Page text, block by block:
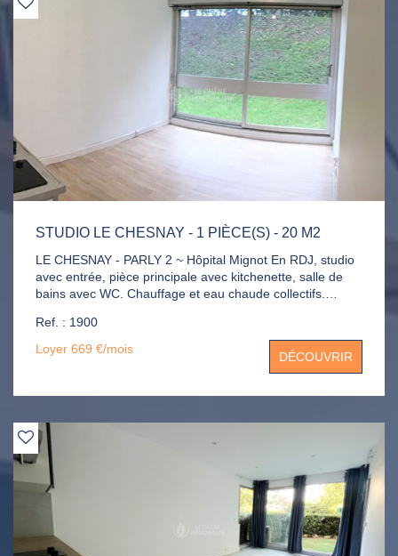
STUDIO LE CHESNAY - 1 PIÈCE(S) - 20 M2
LE CHESNAY - PARLY 2 ~ Hôpital Mignot En RDJ, studio
avec entrée, pièce principale avec kitchenette, salle de
bains avec WC. Chauffage et eau chaude collectifs.
Ref. : 1900
Loyer 669 €/mois
DÉCOUVRIR